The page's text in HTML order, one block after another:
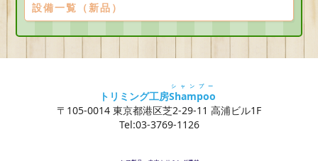
設備一覧（新品）
トリミング工房Shampoo
シャンプー
〒105-0014 東京都港区芝2-29-11 高浦ビル1F
Tel:03-3769-1126